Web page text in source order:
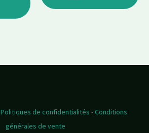
Politiques de confidentialités - Conditions
générales de vente